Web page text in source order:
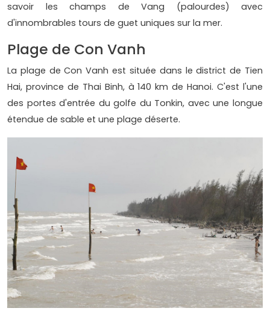
savoir les champs de Vang (palourdes) avec
d'innombrables tours de guet uniques sur la mer.
Plage de Con Vanh
La plage de Con Vanh est située dans le district de Tien
Hai, province de Thai Binh, à 140 km de Hanoi. C'est l'une
des portes d'entrée du golfe du Tonkin, avec une longue
étendue de sable et une plage déserte.